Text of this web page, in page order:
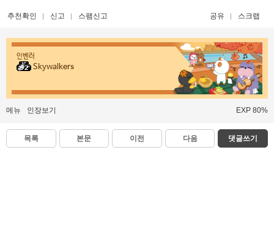
추천확인 신고 스팸신고 공유 스크랩
인벤러
Skywalkers
메뉴 인장보기 EXP 80%
목록 본문 이전 다음 댓글쓰기